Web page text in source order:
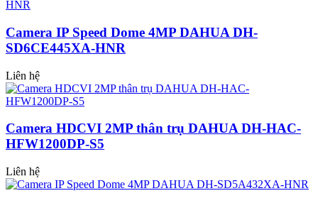
Camera IP Speed Dome 4MP DAHUA DH-
SD6CE445XA-HNR
Liên hệ
Camera HDCVI 2MP thân trụ DAHUA DH-HAC-
HFW1200DP-S5
Liên hệ